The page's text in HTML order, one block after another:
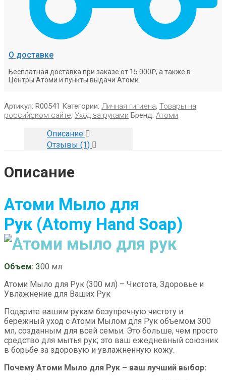
О доставке
Бесплатная доставка при заказе от 15 000₽, а также в
Центры Атоми и пункты выдачи Атоми.
Артикул: R00541 Категории: Личная гигиена, Товары на
российском сайте, Уход за руками Бренд: Атоми
Описание
Отзывы (1)
Описание
Атоми Мыло для
Рук (Atomy Hand Soap)
Объем: 300 мл
Атоми Мыло для Рук (300 мл) – Чистота, Здоровье и
Увлажнение для Ваших Рук
Подарите вашим рукам безупречную чистоту и
бережный уход с Атоми Мылом для Рук объемом 300
мл, созданным для всей семьи. Это больше, чем просто
средство для мытья рук; это ваш ежедневный союзник
в борьбе за здоровую и увлажненную кожу.
Почему Атоми Мыло для Рук – ваш лучший выбор: